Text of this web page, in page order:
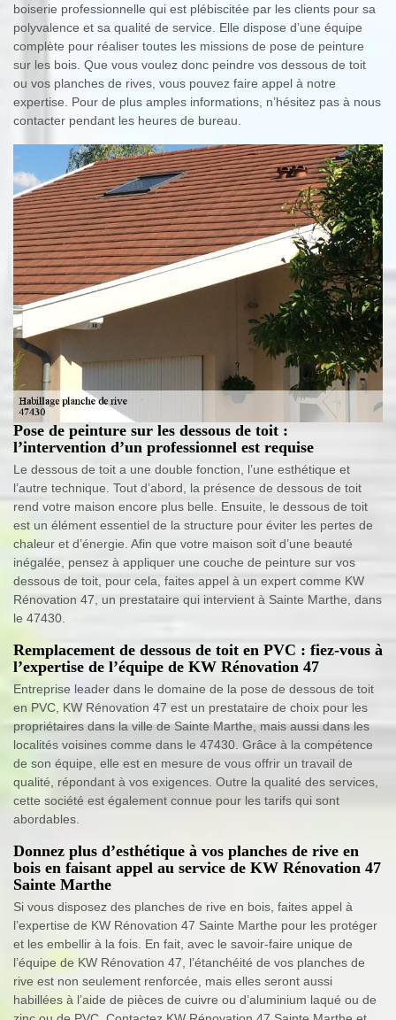
boiserie professionnelle qui est plébiscitée par les clients pour sa
polyvalence et sa qualité de service. Elle dispose d’une équipe
complète pour réaliser toutes les missions de pose de peinture
sur les bois. Que vous voulez donc peindre vos dessous de toit
ou vos planches de rives, vous pouvez faire appel à notre
expertise. Pour de plus amples informations, n’hésitez pas à nous
contacter pendant les heures de bureau.
Pose de peinture sur les dessous de toit :
l’intervention d’un professionnel est requise
Le dessous de toit a une double fonction, l’une esthétique et
l’autre technique. Tout d’abord, la présence de dessous de toit
rend votre maison encore plus belle. Ensuite, le dessous de toit
est un élément essentiel de la structure pour éviter les pertes de
chaleur et d’énergie. Afin que votre maison soit d’une beauté
inégalée, pensez à appliquer une couche de peinture sur vos
dessous de toit, pour cela, faites appel à un expert comme KW
Rénovation 47, un prestataire qui intervient à Sainte Marthe, dans
le 47430.
Remplacement de dessous de toit en PVC : fiez-vous à
l’expertise de l’équipe de KW Rénovation 47
Entreprise leader dans le domaine de la pose de dessous de toit
en PVC, KW Rénovation 47 est un prestataire de choix pour les
propriétaires dans la ville de Sainte Marthe, mais aussi dans les
localités voisines comme dans le 47430. Grâce à la compétence
de son équipe, elle est en mesure de vous offrir un travail de
qualité, répondant à vos exigences. Outre la qualité des services,
cette société est également connue pour les tarifs qui sont
abordables.
Donnez plus d’esthétique à vos planches de rive en
bois en faisant appel au service de KW Rénovation 47
Sainte Marthe
Si vous disposez des planches de rive en bois, faites appel à
l’expertise de KW Rénovation 47 Sainte Marthe pour les protéger
et les embellir à la fois. En fait, avec le savoir-faire unique de
l’équipe de KW Rénovation 47, l’étanchéité de vos planches de
rive est non seulement renforcée, mais elles seront aussi
habillées à l’aide de pièces de cuivre ou d’aluminium laqué ou de